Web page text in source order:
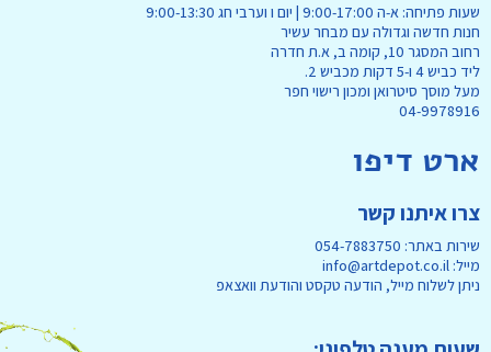
שעות פתיחה: א-ה 9:00-17:00 | יום ו וערבי חג 9:00-13:30
חנות חדשה וגדולה עם מבחר עשיר
רחוב המסגר 10, קומה ב, א.ת חדרה
ליד כביש 4 ו-5 דקות מכביש 2.
מעל מוסך סיטרואן ומכון רישוי חפר
04-9978916
ארט דיפו
צרו איתנו קשר
שירות באתר: 054-7883750
מייל: info@artdepot.co.il
ניתן לשלוח מייל, הודעה טקסט והודעת וואצאפ